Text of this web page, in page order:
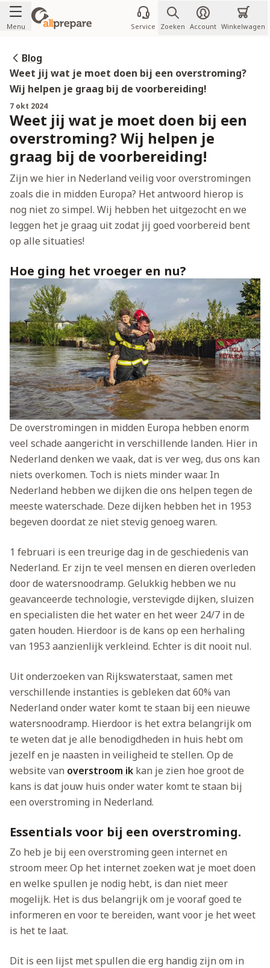
Ga naar de inhoud
Menu Service Zoeken Account Winkelwagen
Blog
Weet jij wat je moet doen bij een overstroming?
Wij helpen je graag bij de voorbereiding!
7 okt 2024
Weet jij wat je moet doen bij een
overstroming? Wij helpen je
graag bij de voorbereiding!
Zijn we hier in Nederland veilig voor overstromingen
zoals die in midden Europa? Het antwoord hierop is
nog niet zo simpel. Wij hebben het uitgezocht en we
leggen het je graag uit zodat jij goed voorbereid bent
op alle situaties!
Hoe ging het vroeger en nu?
De overstromingen in midden Europa hebben enorm
veel schade aangericht in verschillende landen. Hier in
Nederland denken we vaak, dat is ver weg, dus ons kan
niets overkomen. Toch is niets minder waar. In
Nederland hebben we dijken die ons helpen tegen de
meeste waterschade. Deze dijken hebben het in 1953
begeven doordat ze niet stevig genoeg waren.
1 februari is een treurige dag in de geschiedenis van
Nederland. Er zijn te veel mensen en dieren overleden
door de watersnoodramp. Gelukkig hebben we nu
geavanceerde technologie, verstevigde dijken, sluizen
en specialisten die het water en het weer 24/7 in de
gaten houden. Hierdoor is de kans op een herhaling
van 1953 aanzienlijk verkleind. Echter is dit nooit nul.
Uit onderzoeken van Rijkswaterstaat, samen met
verschillende instanties is gebleken dat 60% van
Nederland onder water komt te staan bij een nieuwe
watersnoodramp. Hierdoor is het extra belangrijk om
te weten dat je alle benodigdheden in huis hebt om
jezelf en je naasten in veiligheid te stellen. Op de
website van overstroom ik kan je zien hoe groot de
kans is dat jouw huis onder water komt te staan bij
een overstroming in Nederland.
Essentials voor bij een overstroming.
Zo heb je bij een overstroming geen internet en
stroom meer. Op het internet zoeken wat je moet doen
en welke spullen je nodig hebt, is dan niet meer
mogelijk. Het is dus belangrijk om je vooraf goed te
informeren en voor te bereiden, want voor je het weet
is het te laat.
Dit is een lijst met spullen die erg handig zijn om in